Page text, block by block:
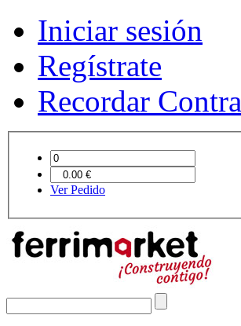
Iniciar sesión
Regístrate
Recordar
Ver Pedido